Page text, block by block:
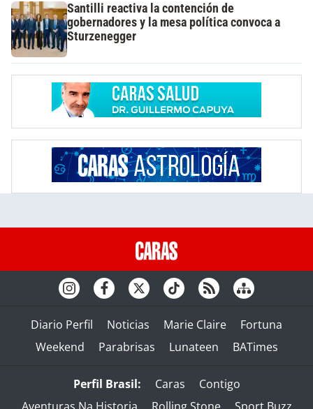
Santilli reactiva la contención de
gobernadores y la mesa política convoca a
Sturzenegger
Diario Perfil Noticias Marie Claire
Fortuna
Weekend
Parabrisas Lunateen BATimes
Perfil Brasil: Caras
Contigo